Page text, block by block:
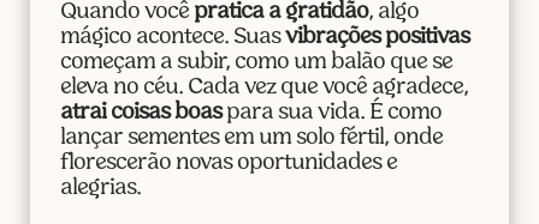
Quando você pratica a gratidão, algo
mágico acontece. Suasvibrações positivas
começam a subir, como um balão que se
eleva no céu. Cada vez que você agradece,
atrai coisas boaspara sua vida. É como
lançar sementes em um solo fértil, onde
florescerão novas oportunidades e
alegrias.